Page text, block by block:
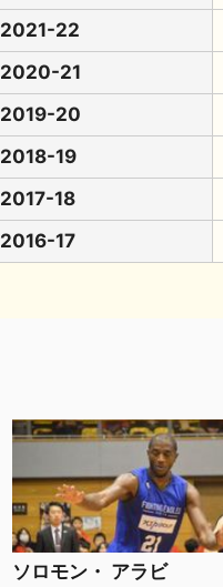
2021-22
2020-21
2019-20
2018-19
2017-18
2016-17
ソロモン・ アラビ